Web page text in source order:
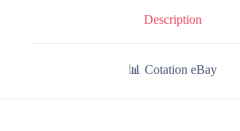
Description
📊 Cotation eBay